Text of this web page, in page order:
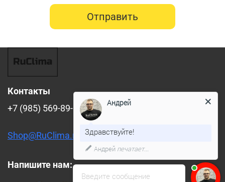
Отправить
Контакты
+7 (985) 569-89-88
Shop@RuClima.ru
Напишите нам:
Введите сообщение
Андрей
Здравствуйте!
Андрей печатает...